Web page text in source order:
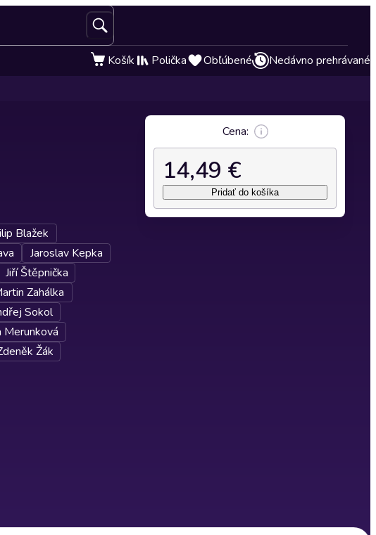
Košík Polička Obľúbené Nedávno prehrávané
Blažek
Jaroslav Kepka
Jiří Štěpnička
Zahálka
Sokol
Merunková
Žák
Cena:
14,49 €
Pridať do košíka